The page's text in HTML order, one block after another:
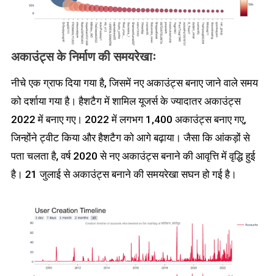
अकाउंट्स के निर्माण की समयरेखाः
नीचे एक ग्राफ दिया गया है, जिसमें नए अकाउंट्स बनाए जाने वाले समय
को दर्शाया गया है। हैशटैग में शामिल यूजर्स के ज्यादातर अकाउंट्स
2022 में बनाए गए। 2022 में लगभग 1,400 अकाउंट्स बनाए गए,
जिन्होंने ट्वीट किया और हैशटैग को आगे बढ़ाया। जैसा कि आंकड़ों से
पता चलता है, वर्ष 2020 से नए अकाउंट्स बनाने की आवृत्ति में वृद्धि हुई
है। 21 जुलाई से अकाउंट्स बनाने की समयरेखा सघन हो गई है।